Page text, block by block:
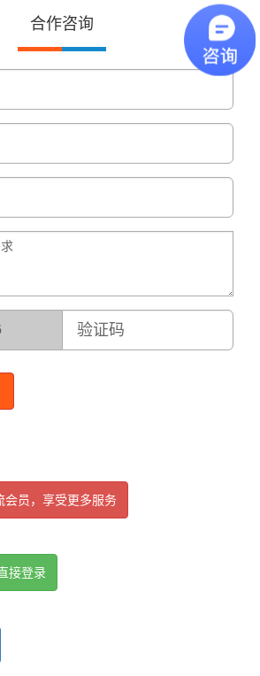
合作咨询
会员，享受更多服务
接登录